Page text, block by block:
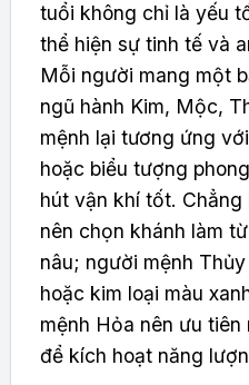
tuổi không chỉ là yếu
thể hiện sự tinh tế và
Mỗi người mang một
ngũ hành Kim, Mộc,
mệnh lại tương ứng
hoặc biểu tượng
hút vận khí tốt.
nên chọn khánh làm
nâu; người mệnh
hoặc kim loại màu
mệnh Hỏa nên ưu
để kích hoạt năng